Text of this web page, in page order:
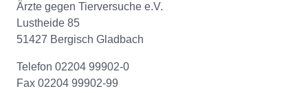
Ärzte gegen Tierversuche e.V.
Lustheide 85
51427 Bergisch Gladbach
Telefon 02204 99902-0
Fax 02204 99902-99